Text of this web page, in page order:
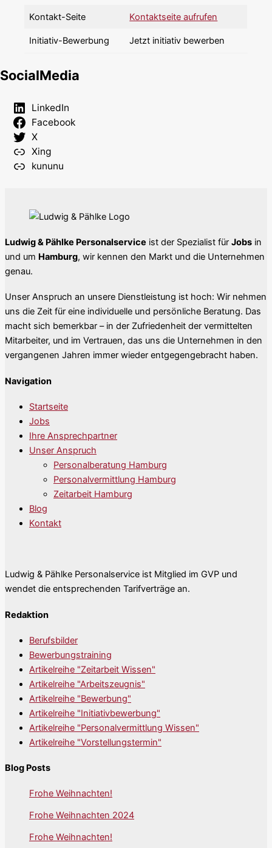
Kontakt-Seite Kontaktseite aufrufen
Initiativ-Bewerbung Jetzt initiativ bewerben
SocialMedia
LinkedIn
Facebook
X
Xing
kununu
Ludwig & Pählke Personalservice ist der Spezialist für Jobs in
und um Hamburg, wir kennen den Markt und die Unternehmen
genau.
Unser Anspruch an unsere Dienstleistung ist hoch: Wir nehmen
uns die Zeit für eine individuelle und persönliche Beratung. Das
macht sich bemerkbar – in der Zufriedenheit der vermittelten
Mitarbeiter, und im Vertrauen, das uns die Unternehmen in den
vergangenen Jahren immer wieder entgegengebracht haben.
Navigation
Startseite
Jobs
Ihre Ansprechpartner
Unser Anspruch
Personalberatung Hamburg
Personalvermittlung Hamburg
Zeitarbeit Hamburg
Blog
Kontakt
Ludwig & Pählke Personalservice ist Mitglied im GVP und
wendet die entsprechenden Tarifverträge an.
Redaktion
Berufsbilder
Bewerbungstraining
Artikelreihe "Zeitarbeit Wissen"
Artikelreihe "Arbeitszeugnis"
Artikelreihe "Bewerbung"
Artikelreihe "Initiativbewerbung"
Artikelreihe "Personalvermittlung Wissen"
Artikelreihe "Vorstellungstermin"
Blog Posts
Frohe Weihnachten!
Frohe Weihnachten 2024
Frohe Weihnachten!